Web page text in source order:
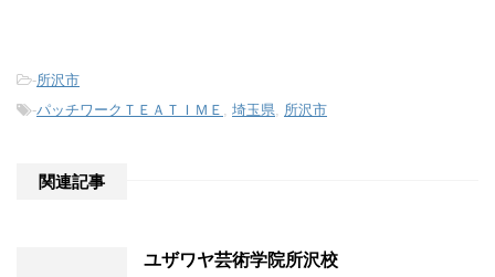
-所沢市
-パッチワークＴＥＡＴＩＭＥ 埼玉県 所沢市
関連記事
ユザワヤ芸術学院所沢校